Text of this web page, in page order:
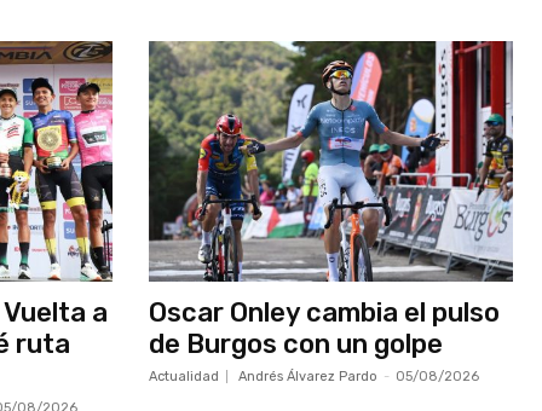
a
ruta
Oscar Onley cambia el pulso
de Burgos con un golpe
Actualidad Andrés Álvarez Pardo - 05/08/2026